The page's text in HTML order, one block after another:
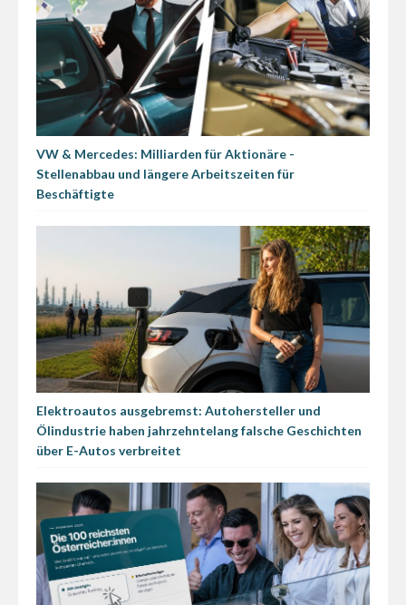
VW & Mercedes: Milliarden für Aktionäre -
Stellenabbau und längere Arbeitszeiten für
Beschäftigte
Elektroautos ausgebremst: Autohersteller und
Ölindustrie haben jahrzehntelang falsche Geschichten
über E-Autos verbreitet